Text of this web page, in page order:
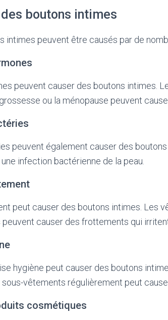
boutons intimes
intimes peuvent être causés par de
peuvent causer des boutons intimes.
ou la ménopause peuvent
peuvent également causer des
infection bactérienne de la peau.
peut causer des boutons intimes. Les
peuvent causer des frottements qui
hygiène peut causer des boutons
sous-vêtements régulièrement peut
cosmétiques